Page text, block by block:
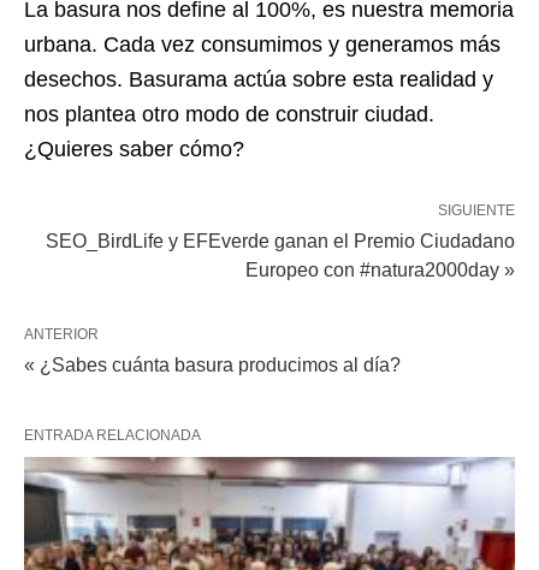
La basura nos define al 100%, es nuestra memoria
urbana. Cada vez consumimos y generamos más
desechos. Basurama actúa sobre esta realidad y
nos plantea otro modo de construir ciudad.
¿Quieres saber cómo?
SIGUIENTE
SEO_BirdLife y EFEverde ganan el Premio Ciudadano
Europeo con #natura2000day »
ANTERIOR
« ¿Sabes cuánta basura producimos al día?
ENTRADA RELACIONADA